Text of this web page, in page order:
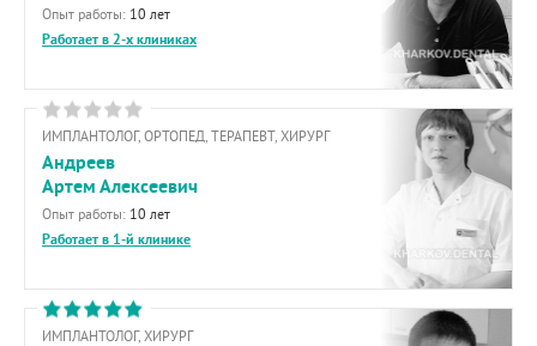
Опыт работы: 10 лет
Работает в 2-х клиниках
ИМПЛАНТОЛОГ, ОРТОПЕД, ТЕРАПЕВТ, ХИРУРГ
Андреев
Артем Алексеевич
Опыт работы: 10 лет
Работает в 1-й клинике
ИМПЛАНТОЛОГ, ХИРУРГ